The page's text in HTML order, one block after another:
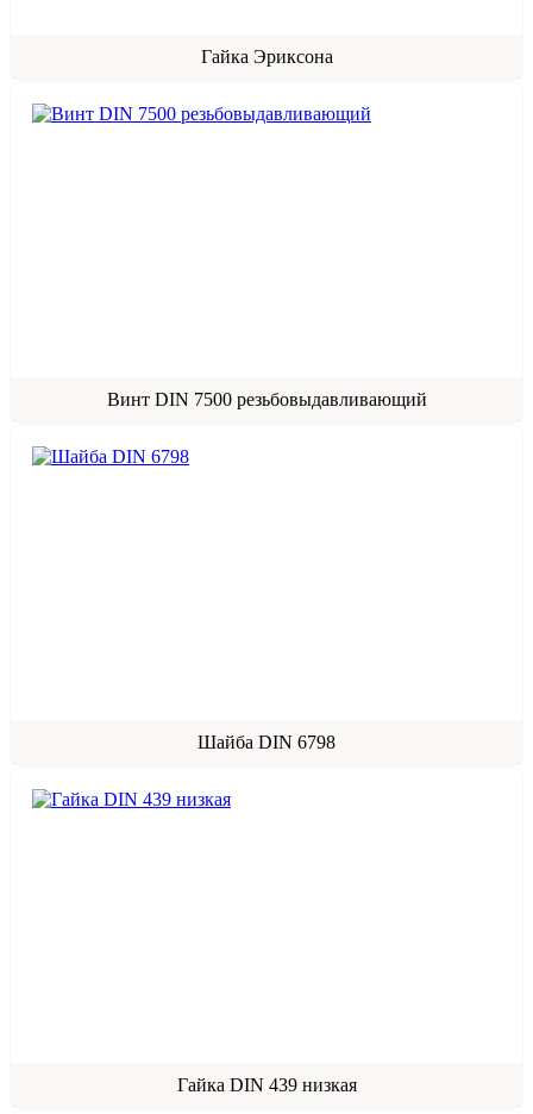
Гайка Эриксона
Винт DIN 7500 резьбовыдавливающий
Шайба DIN 6798
Гайка DIN 439 низкая